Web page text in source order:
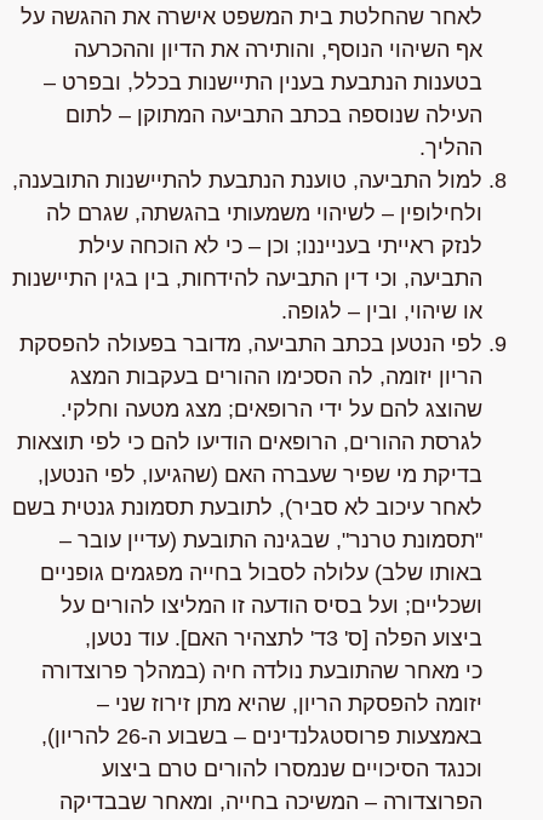
לאחר שהחלטת בית המשפט אישרה את ההגשה על
אף השיהוי הנוסף, והותירה את הדיון וההכרעה
בטענות הנתבעת בענין התיישנות בכלל, ובפרט –
העילה שנוספה בכתב התביעה המתוקן – לתום
ההליך.
למול התביעה, טוענת הנתבעת להתיישנות התובענה,
ולחילופין – לשיהוי משמעותי בהגשתה, שגרם לה
לנזק ראייתי בענייננו; וכן – כי לא הוכחה עילת
התביעה, וכי דין התביעה להידחות, בין בגין התיישנות
או שיהוי, ובין – לגופה.
לפי הנטען בכתב התביעה, מדובר בפעולה להפסקת
הריון יזומה, לה הסכימו ההורים בעקבות המצג
שהוצג להם על ידי הרופאים; מצג מטעה וחלקי.
לגרסת ההורים, הרופאים הודיעו להם כי לפי תוצאות
בדיקת מי שפיר שעברה האם (שהגיעו, לפי הנטען,
לאחר עיכוב לא סביר), לתובעת תסמונת גנטית בשם
"תסמונת טרנר", שבגינה התובעת (עדיין עובר –
באותו שלב) עלולה לסבול בחייה מפגמים גופניים
ושכליים; ועל בסיס הודעה זו המליצו להורים על
ביצוע הפלה [ס' 3ד' לתצהיר האם]. עוד נטען,
כי מאחרשהתובעת נולדה חיה (במהלך פרוצדורה
יזומה להפסקת הריון, שהיא מתן זירוז שני –
באמצעות פרוסטגלנדינים – בשבוע ה-26 להריון),
וכנגד הסיכויים שנמסרו להורים טרם ביצוע
הפרוצדורה – המשיכה בחייה, ומאחרשבבדיקה